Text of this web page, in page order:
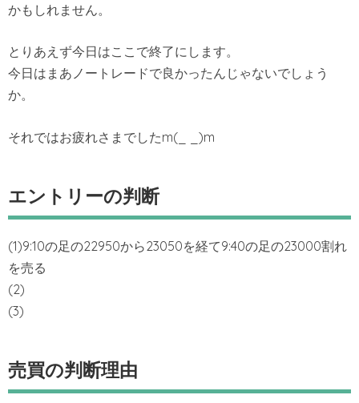
かもしれません。
とりあえず今日はここで終了にします。
今日はまあノートレードで良かったんじゃないでしょう
か。
それではお疲れさまでしたm(_ _)m
エントリーの判断
(1)9:10の足の22950から23050を経て9:40の足の23000割れ
を売る
(2)
(3)
売買の判断理由